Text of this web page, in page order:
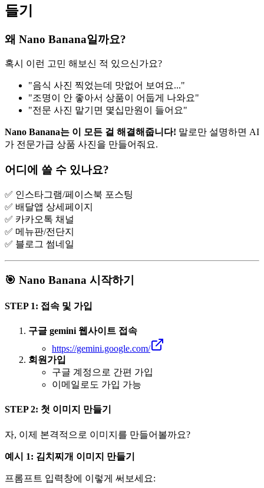
들기
왜 Nano Banana일까요?
혹시 이런 고민 해보신 적 있으신가요?
"음식 사진 찍었는데 맛없어 보여요..."
"조명이 안 좋아서 상품이 어둡게 나와요"
"전문 사진 맡기면 몇십만원이 들어요"
Nano Banana는 이 모든 걸 해결해줍니다! 말로만 설명하면 AI
가 전문가급 상품 사진을 만들어줘요.
어디에 쓸 수 있나요?
✅ 인스타그램/페이스북 포스팅
✅ 배달앱 상세페이지
✅ 카카오톡 채널
✅ 메뉴판/전단지
✅ 블로그 썸네일
🎯 Nano Banana 시작하기
STEP 1: 접속 및 가입
구글 gemini 웹사이트 접속
https://gemini.google.com/
회원가입
구글 계정으로 간편 가입
이메일로도 가입 가능
STEP 2: 첫 이미지 만들기
자, 이제 본격적으로 이미지를 만들어볼까요?
예시 1: 김치찌개 이미지 만들기
프롬프트 입력창에 이렇게 써보세요: